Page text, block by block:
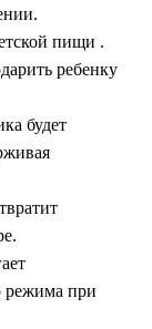
пищи .
ребенку
будет
режима при